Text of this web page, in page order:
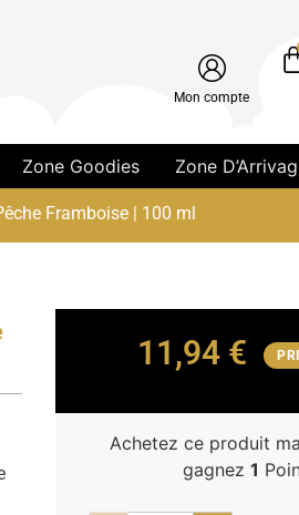
Mon compte
Zone Goodies Zone
Framboise | 100 ml
11,94 €
Achetez ce produit
gagnez1